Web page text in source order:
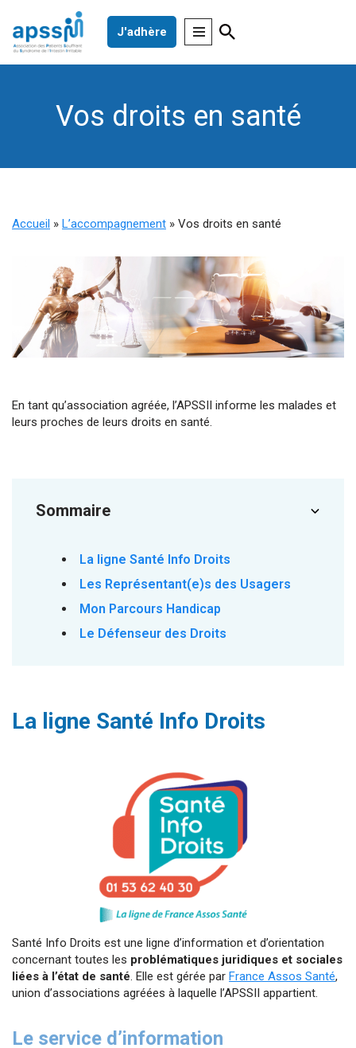
Aller
J'adhère
Vos droits en santé
Accueil » L’accompagnement » Vos droits en santé
En tant qu’association agréée, l’APSSII informe les malades et
leurs proches de leurs droits en santé.
Sommaire
La ligne Santé Info Droits
Les Représentant(e)s des Usagers
Mon Parcours Handicap
Le Défenseur des Droits
La ligne Santé Info Droits
Santé Info Droits est une ligne d’information et d’orientation
concernant toutes les problématiques juridiques et sociales
liées à l’état de santé. Elle est gérée par France Assos Santé,
union d’associations agréées à laquelle l’APSSII appartient.
Le service d’information